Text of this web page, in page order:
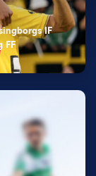
IF
FF